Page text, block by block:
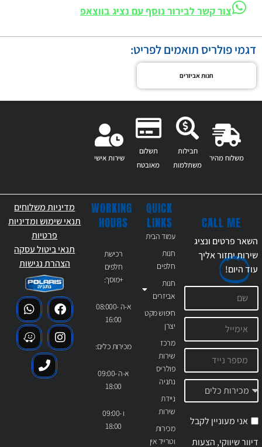
צור קשר לבירור נוסף עם נציג בווצאפ
דגמי פולריס תואמים לפריט:
חנות אביזרים
משלוח מהיר
חבילות
משתלמות
תשלום
מאובטח
שירות אישי
QUICK
LINKS
עמוד הבית
חנות
חלפים
חנות
אביזרים
חיפוש מקט
יצרן
מרכז
שירות
פולריס
נתניה
ניידת
שירות
מכירות
וטרייד אין
WORKING
HOURS
רכישת
חלפים
+מוסך:
א-ה 08:000-
16:00
מכירות כלים:
א-ה 09:00-
18:00
ו 09:00-
18:00
CALL ME
השאר פרטים ונציג
שירות יחזור אליך
עודהיום!
אני מעוניין לקבל
דיוור שיווקי, הצעות
מדיניות משלוחים
תנאי שימוש ומדיניות
פרטיות
תנאי ביטול עסקה
הצהרת נגישות